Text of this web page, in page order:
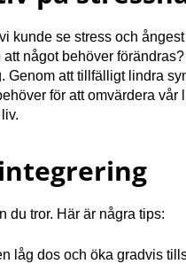
kunde se stress och
något behöver
att tillfälligt lindra
för att omvärdera vår
du tror. Här är några tips:
låg dos och öka gradvis